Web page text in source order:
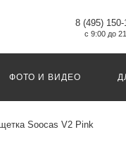
8 (495) 150-
с 9:00 до
ФОТО И ВИДЕО
Soocas V2 Pink